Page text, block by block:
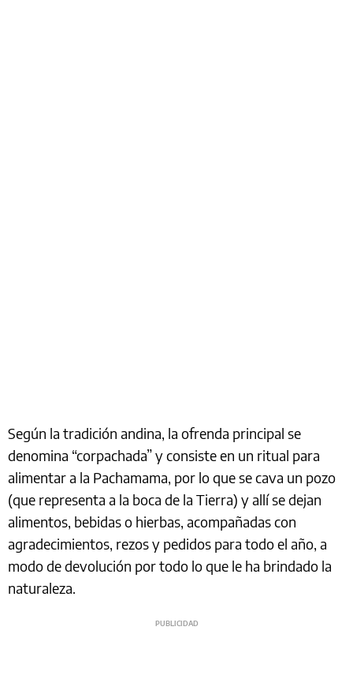
Según la tradición andina, la ofrenda principal se
denomina “corpachada” y consiste en un ritual para
alimentar a la Pachamama, por lo que se cava un pozo
(que representa a la boca de la Tierra) y allí se dejan
alimentos, bebidas o hierbas, acompañadas con
agradecimientos, rezos y pedidos para todo el año, a
modo de devolución por todo lo que le ha brindado la
naturaleza.